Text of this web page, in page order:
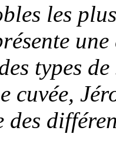
les
types
cuvée,
des